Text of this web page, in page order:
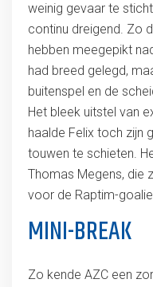
weinig gevaar te
continu dreigend. Zo
hebben meegepikt
had breed gelegd,
buitenspel en de
Het bleek uitstel van
haalde Felix toch zijn
touwen te schieten.
Thomas Megens, die
voor de Raptim-
MINI-BREAK
Zo kende AZC een